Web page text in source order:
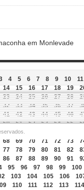
em Monlevade
4 5 6 7 8 9 10
11
14 15 16 17 18 19
23 24 25 26 27 28
32 33 34 35 36 37
41 42 43 44 45 46
50 51 52 53 54 55
59 60
68 69 70 71 72 73
77 78 79 80 81 82
86 87 88 89 90 91
95 96 97 98 99
100
103 104 105 106
110 111 112 113
114